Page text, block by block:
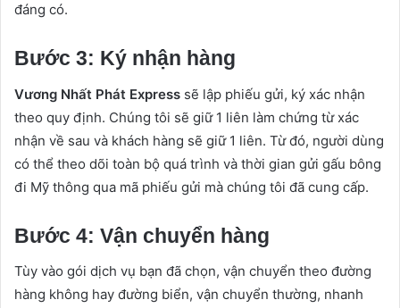
đáng có.
Bước 3: Ký nhận hàng
Vương Nhất Phát Express sẽ lập phiếu gửi, ký xác nhận
theo quy định. Chúng tôi sẽ giữ 1 liên làm chứng từ xác
nhận về sau và khách hàng sẽ giữ 1 liên. Từ đó, người dùng
có thể theo dõi toàn bộ quá trình và thời gian gửi gấu bông
đi Mỹ thông qua mã phiếu gửi mà chúng tôi đã cung cấp.
Bước 4: Vận chuyển hàng
Tùy vào gói dịch vụ bạn đã chọn, vận chuyển theo đường
hàng không hay đường biển, vận chuyển thường, nhanh